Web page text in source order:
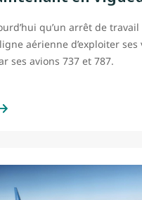
qu’un arrêt de
aérienne d’exploiter ses
ses avions 737 et 787.